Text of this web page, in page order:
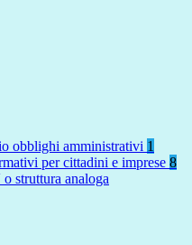
obblighi amministrativi 1
per cittadini e imprese 8
struttura analoga